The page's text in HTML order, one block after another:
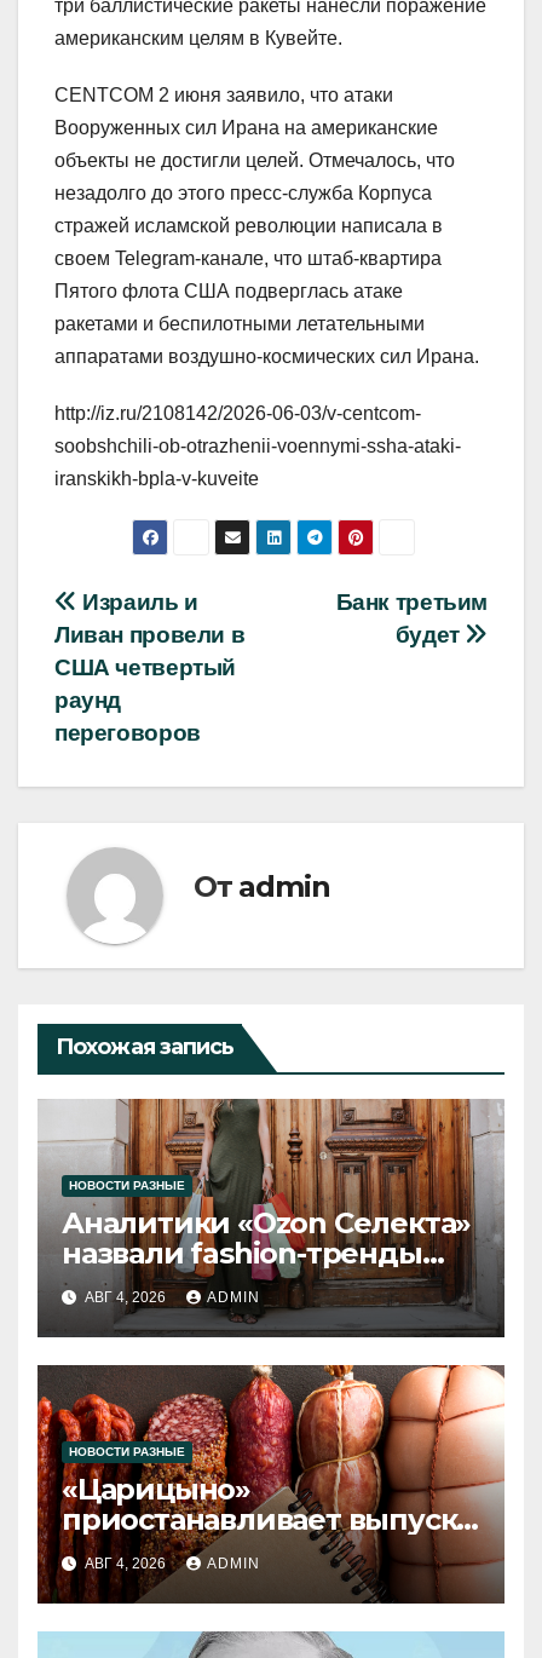
три баллистические ракеты нанесли поражение
американским целям в Кувейте.
CENTCOM 2 июня заявило, что атаки
Вооруженных сил Ирана на американские
объекты не достигли целей. Отмечалось, что
незадолго до этого пресс-служба Корпуса
стражей исламской революции написала в
своем Telegram-канале, что штаб-квартира
Пятого флота США подверглась атаке
ракетами и беспилотными летательными
аппаратами воздушно-космических сил Ирана.
http://iz.ru/2108142/2026-06-03/v-centcom-
soobshchili-ob-otrazhenii-voennymi-ssha-ataki-
iranskikh-bpla-v-kuveite
Навигация
по
записям
Банк третьим
будет
Израиль и
Ливан провели в
США четвертый
раунд
переговоров
От admin
Похожая запись
НОВОСТИ РАЗНЫЕ
Аналитики «Ozon Селекта»
назвали fashion-тренды
2026 года
АВГ 4, 2026 ADMIN
НОВОСТИ РАЗНЫЕ
«Царицыно»
приостанавливает выпуск
продукции
АВГ 4, 2026 ADMIN